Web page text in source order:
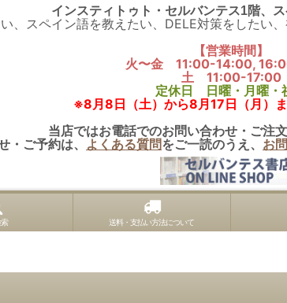
インスティトゥト・セルバンテス1階、
、スペイン語を教えたい、DELE対策をしたい
【営業時間】
火〜金 11:00-14:00,
土 11:00-17:00
定休日 日曜・月曜・
※8月8日（土）から8月17日（月）ま
当店ではお電話でのお問い合わせ・ご注
・ご予約は、 よくある質問をご一読のうえ、 お
送料・支払い方法について